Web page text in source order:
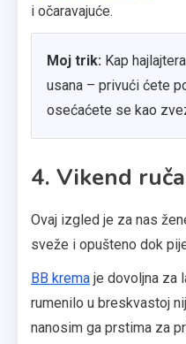
i očaravajuće.
Moj trik: Kap
usana – privući ćete
osećaćete se kao
4. Vikend
Ovaj izgled je za nas
sveže i opušteno dok
BB krema je dovoljna za
rumenilo u breskvastoj
nanosim ga prstima za